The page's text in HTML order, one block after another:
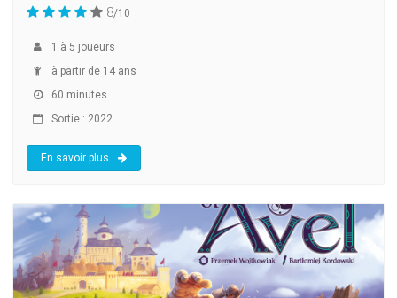
8/10
1 à 5 joueurs
à partir de 14 ans
60 minutes
Sortie : 2022
En savoir plus